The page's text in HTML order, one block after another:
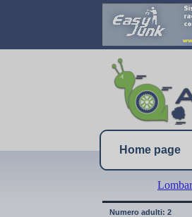
Home page
Numero adulti: 2